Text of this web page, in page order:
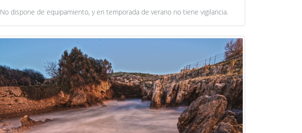
No dispone de equipamiento, y en temporada de verano no tiene vigilancia.